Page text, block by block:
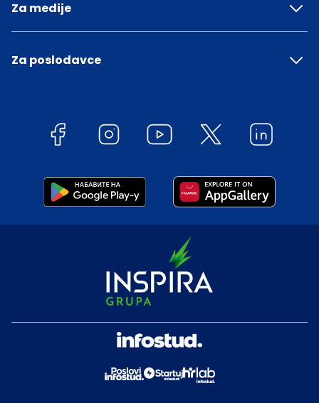
Za medije
Za poslodavce